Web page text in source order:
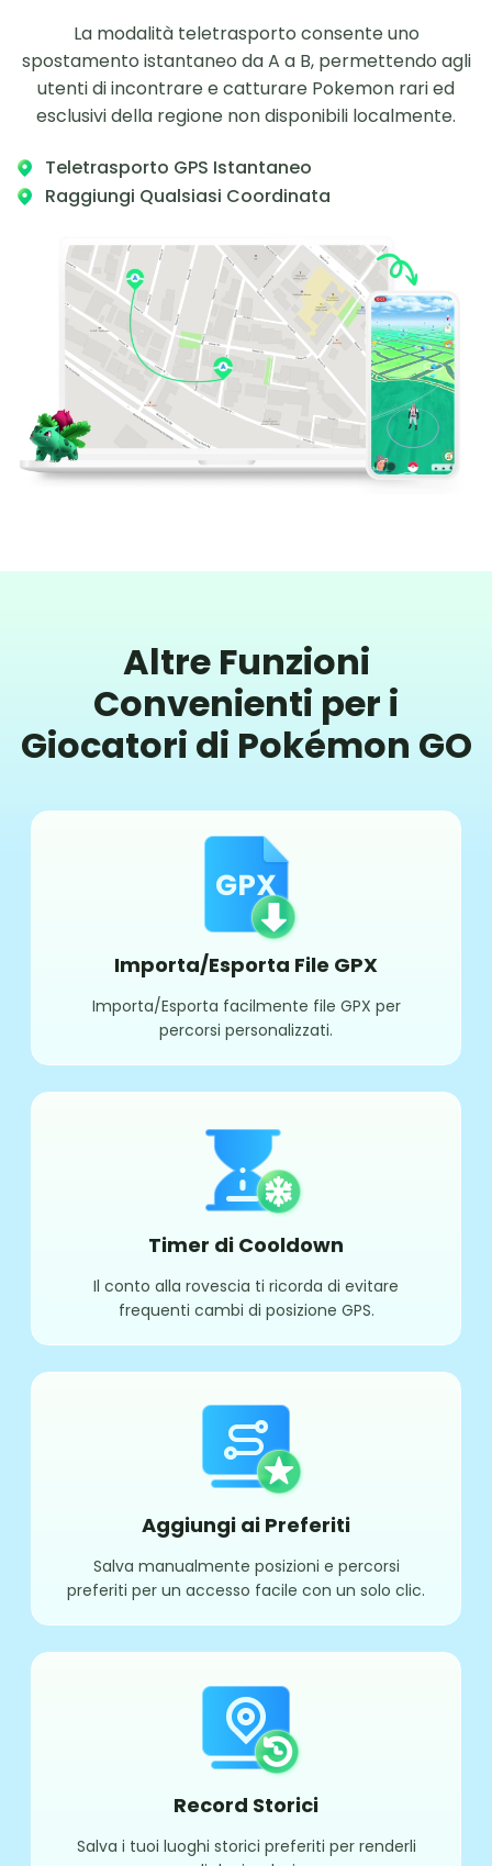
La modalità teletrasporto consente uno
spostamento istantaneo da A a B, permettendo agli
utenti di incontrare e catturare Pokemon rari ed
esclusivi della regione non disponibili localmente.
Teletrasporto GPS Istantaneo
Raggiungi Qualsiasi Coordinata
Altre Funzioni
Convenienti per i
Giocatori di Pokémon GO
Importa/Esporta File GPX
Importa/Esporta facilmente file GPX per
percorsi personalizzati.
Timer di Cooldown
Il conto alla rovescia ti ricorda di evitare
frequenti cambi di posizione GPS.
Aggiungi ai Preferiti
Salva manualmente posizioni e percorsi
preferiti per un accesso facile con un solo clic.
Record Storici
Salva i tuoi luoghi storici preferiti per renderli